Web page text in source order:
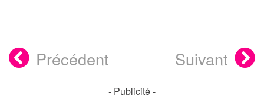
Précédent Suivant
- Publicité -